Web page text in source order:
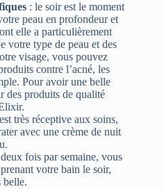
: le soir est le moment
peau en profondeur et
elle a particulièrement
votre type de peau et des
visage, vous pouvez
contre l’acné, les
Pour avoir une belle
des produits de qualité
très réceptive aux soins,
avec une crème de nuit
fois par semaine, vous
votre bain le soir,
belle.